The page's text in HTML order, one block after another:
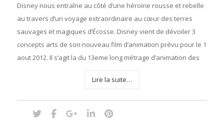
Disney nous entraîne au côté d’une héroïne rousse et rebelle
au travers d’un voyage extraordinaire au cœur des terres
sauvages et magiques d’Écosse. Disney vient de dévoiler 3
concepts arts de son nouveau film d’animation prévu pour le 1
aout 2012. Il s’agit la du 13eme long métrage d’animation des
Lire la suite…